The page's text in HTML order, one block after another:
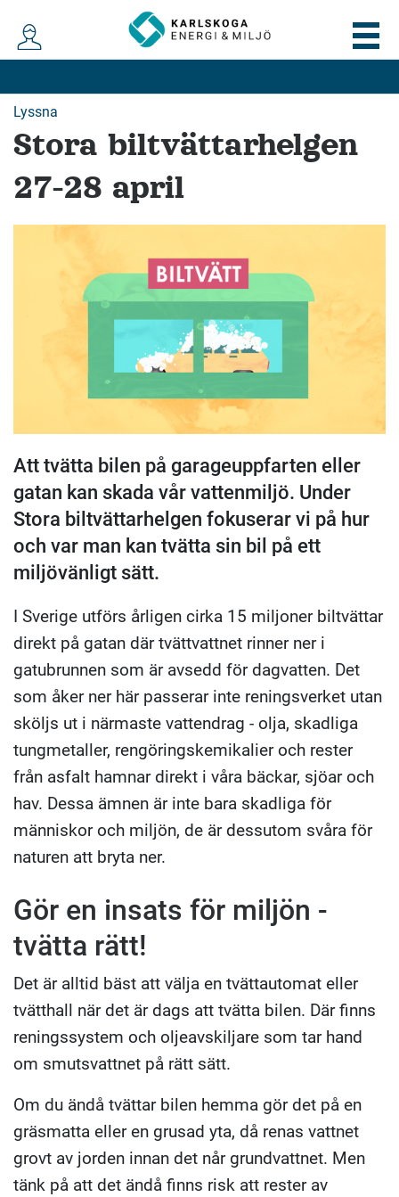
Lyssna
Stora biltvättarhelgen
27-28 april
Att tvätta bilen på garageuppfarten eller
gatan kan skada vår vattenmiljö. Under
Stora biltvättarhelgen fokuserar vi på hur
och var man kan tvätta sin bil på ett
miljövänligt sätt.
I Sverige utförs årligen cirka 15 miljoner biltvättar
direkt på gatan där tvättvattnet rinner ner i
gatubrunnen som är avsedd för dagvatten. Det
som åker ner här passerar inte reningsverket utan
sköljs ut i närmaste vattendrag - olja, skadliga
tungmetaller, rengöringskemikalier och rester
från asfalt hamnar direkt i våra bäckar, sjöar och
hav. Dessa ämnen är inte bara skadliga för
människor och miljön, de är dessutom svåra för
naturen att bryta ner.
Gör en insats för miljön -
tvätta rätt!
Det är alltid bäst att välja en tvättautomat eller
tvätthall när det är dags att tvätta bilen. Där finns
reningssystem och oljeavskiljare som tar hand
om smutsvattnet på rätt sätt.
Om du ändå tvättar bilen hemma gör det på en
gräsmatta eller en grusad yta, då renas vattnet
grovt av jorden innan det når grundvattnet. Men
tänk på att det ändå finns risk att rester av